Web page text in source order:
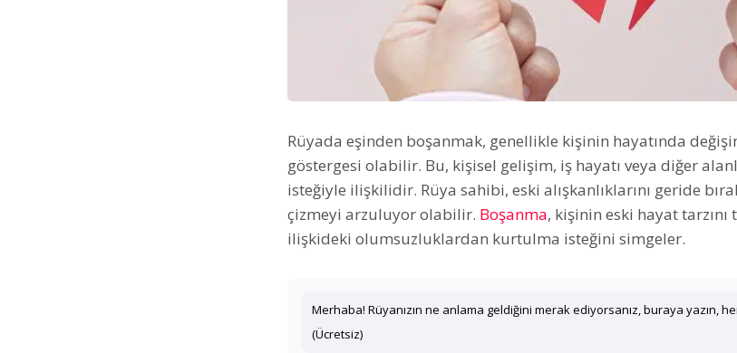
Rüyada eşinden boşanmak, genellikle kişinin hayatında
göstergesi olabilir. Bu, kişisel gelişim, iş hayatı veya diğer
isteğiyle ilişkilidir. Rüya sahibi, eski alışkanlıklarını geride
çizmeyi arzuluyor olabilir. Boşanma, kişinin eski hayat
ilişkideki olumsuzluklardan kurtulma isteğini simgeler.
Merhaba! Rüyanızın ne anlama geldiğini merak ediyorsanız, buraya yazın,
(Ücretsiz)